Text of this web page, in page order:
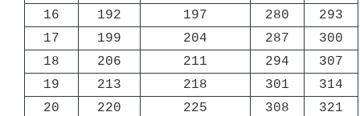
16
192 197 280
293
17
199 204 287
300
18
206 211 294
307
19
213 218 301
314
20
220 225 308 321